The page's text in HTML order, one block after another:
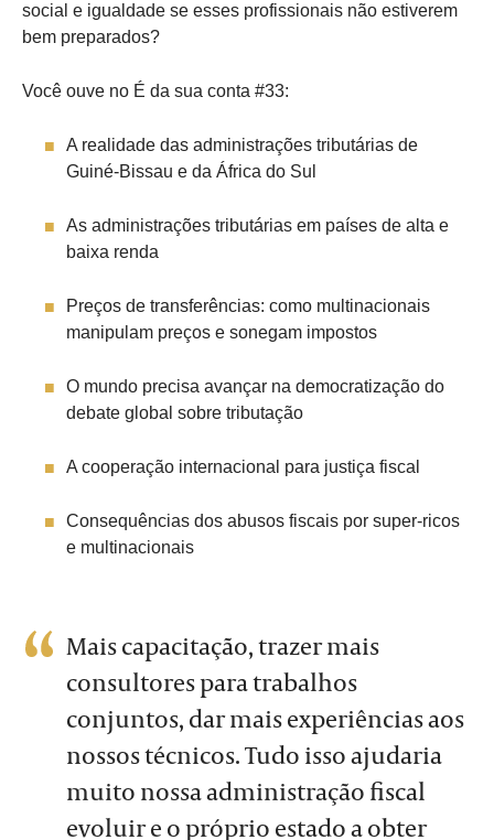
social e igualdade se esses profissionais não estiverem
bem preparados?
Você ouve no É da sua conta #33:
A realidade das administrações tributárias de
Guiné-Bissau e da África do Sul
As administrações tributárias em países de alta e
baixa renda
Preços de transferências: como multinacionais
manipulam preços e sonegam impostos
O mundo precisa avançar na democratização do
debate global sobre tributação
A cooperação internacional para justiça fiscal
Consequências dos abusos fiscais por super-ricos
e multinacionais
Mais capacitação, trazer mais
consultores para trabalhos
conjuntos, dar mais experiências aos
nossos técnicos. Tudo isso ajudaria
muito nossa administração fiscal
evoluir e o próprio estado a obter